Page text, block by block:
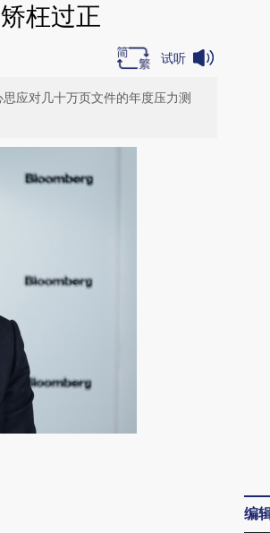
枉过正
试听
应对几十万页文件的年度压力测
编